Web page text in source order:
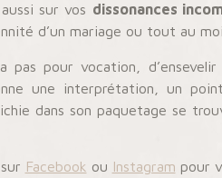
sur vos dissonances
d’un mariage ou tout au
pas pour vocation,
une interprétation, un
dans son paquetage se
Facebook ou Instagram pour